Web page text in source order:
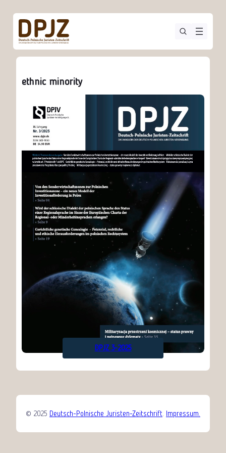
ethnic minority
DPJZ 3-2025
© 2025 Deutsch-Polnische Juristen-Zeitschrift. Impressum.